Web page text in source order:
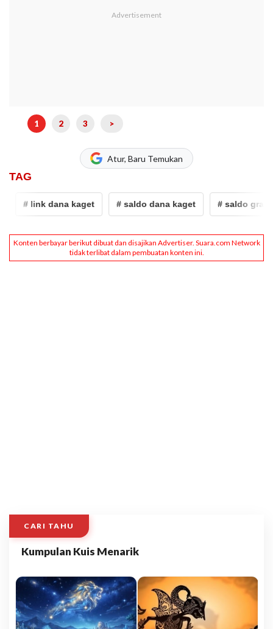
1 2 3 >
Atur, Baru Temukan
TAG
# link dana kaget # saldo dana kaget # saldo gratis
CARI TAHU
Kumpulan Kuis Menarik